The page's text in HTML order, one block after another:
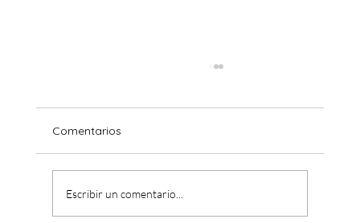
Comentarios
Escribir un comentario...